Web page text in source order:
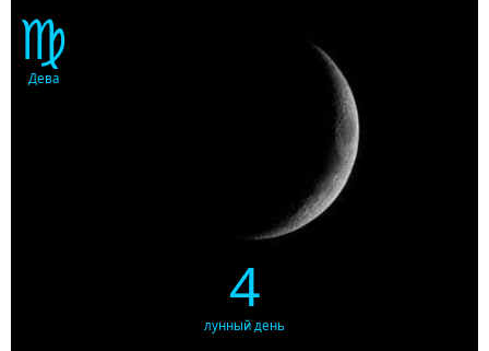
♍
Дева
4
лунный день